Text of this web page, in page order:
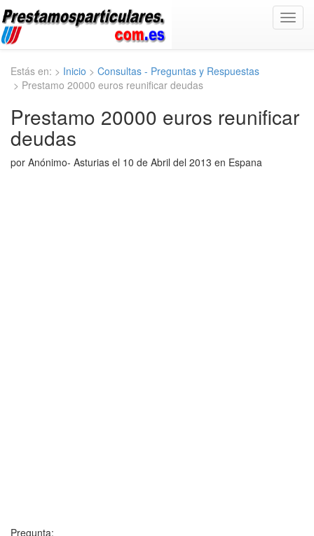
Estás en: > Inicio > Consultas - Preguntas y Respuestas
> Prestamo 20000 euros reunificar deudas
Prestamo 20000 euros reunificar
deudas
por Anónimo- Asturias el 10 de Abril del 2013 en Espana
Pregunta: